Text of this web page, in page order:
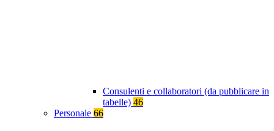
Consulenti e collaboratori (da pubblicare in
tabelle) 46
Personale 66